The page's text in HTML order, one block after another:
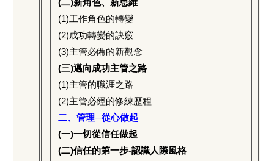
(二)新角色、新思維
(1)工作角色的轉變
(2)成功轉變的訣竅
(3)主管必備的新觀念
(三)邁向成功主管之路
(1)主管的職涯之路
(2)主管必經的修練歷程
二、管理─從心做起
(一)一切從信任做起
(二)信任的第一步-認識人際風格